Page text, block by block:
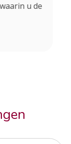
u de